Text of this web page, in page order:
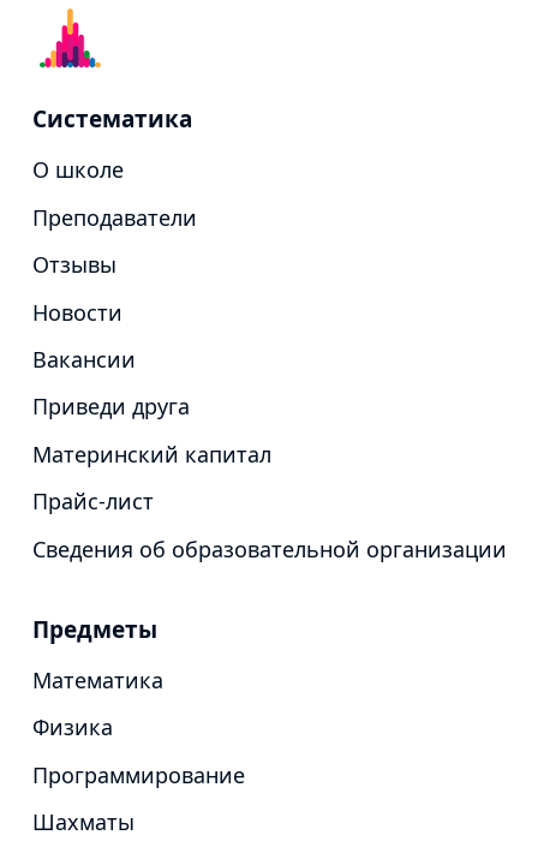
Систематика
О школе
Преподаватели
Отзывы
Новости
Вакансии
Приведи друга
Материнский капитал
Прайс-лист
Сведения об образовательной организации
Предметы
Математика
Физика
Программирование
Шахматы